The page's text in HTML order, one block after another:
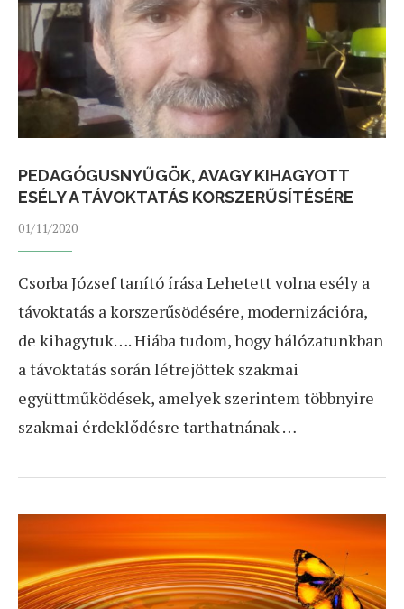
PEDAGÓGUSNYŰGÖK, AVAGY KIHAGYOTT
ESÉLY A TÁVOKTATÁS KORSZERŰSÍTÉSÉRE
01/11/2020
Csorba József tanító írása Lehetett volna esély a
távoktatás a korszerűsödésére, modernizációra,
de kihagytuk…. Hiába tudom, hogy hálózatunkban
a távoktatás során létrejöttek szakmai
együttműködések, amelyek szerintem többnyire
szakmai érdeklődésre tarthatnának …